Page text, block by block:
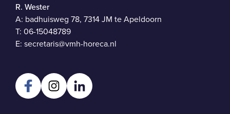
R. Wester
A: badhuisweg 78, 7314 JM te Apeldoorn
T: 06-15048789
E: secretaris@vmh-horeca.nl